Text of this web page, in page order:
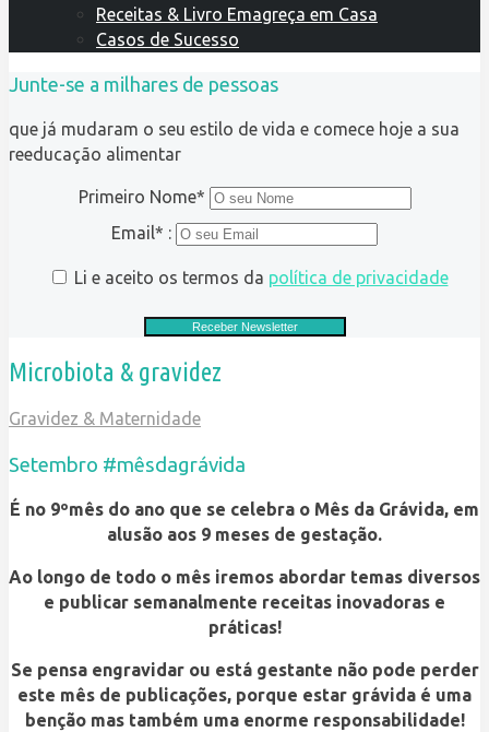
Receitas & Livro Emagreça em Casa
Casos de Sucesso
Junte-se a milhares de pessoas
que já mudaram o seu estilo de vida e comece hoje a sua
reeducação alimentar
Primeiro Nome*
Email* :
Li e aceito os termos da política de privacidade
Microbiota & gravidez
Gravidez & Maternidade
Setembro #mêsdagrávida
É no 9ºmês do ano que se celebra o Mês da Grávida, em
alusão aos 9 meses de gestação.
Ao longo de todo o mês iremos abordar temas diversos
e publicar semanalmente receitas inovadoras e
práticas!
Se pensa engravidar ou está gestante não pode perder
este mês de publicações, porque estar grávida é uma
benção mas também uma enorme responsabilidade!